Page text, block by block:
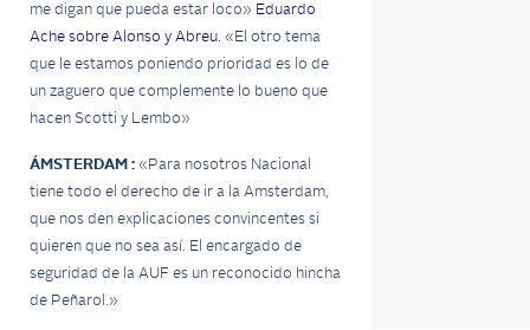
me digan que pueda estar loco» Eduardo
Ache sobre Alonso y Abreu. «El otro tema
que le estamos poniendo prioridad es lo de
un zaguero que complemente lo bueno que
hacen Scotti y Lembo»
ÁMSTERDAM : «Para nosotros Nacional
tiene todo el derecho de ir a la Amsterdam,
que nos den explicaciones convincentes si
quieren que no sea así. El encargado de
seguridad de la AUF es un reconocido hincha
de Peñarol.»